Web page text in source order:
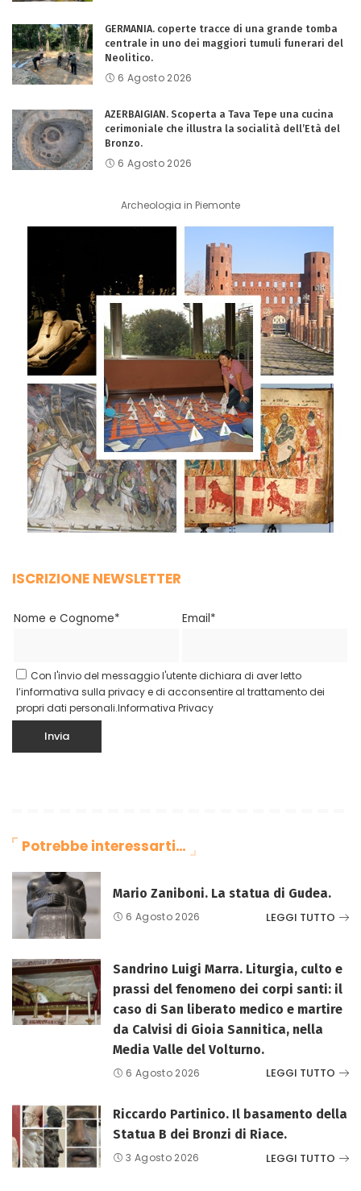
GERMANIA. coperte tracce di una grande tomba
centrale in uno dei maggiori tumuli funerari del
Neolitico.
6 Agosto 2026
AZERBAIGIAN. Scoperta a Tava Tepe una cucina
cerimoniale che illustra la socialità dell’Età del
Bronzo.
6 Agosto 2026
Archeologia in Piemonte
ISCRIZIONE NEWSLETTER
Nome e Cognome* Email*
Con l'invio del messaggio l'utente dichiara di aver letto
l’informativa sulla privacy e di acconsentire al trattamento dei
propri dati personali.Informativa Privacy
Potrebbe interessarti…
Mario Zaniboni. La statua di Gudea.
6 Agosto 2026 LEGGI TUTTO
Sandrino Luigi Marra. Liturgia, culto e
prassi del fenomeno dei corpi santi: il
caso di San liberato medico e martire
da Calvisi di Gioia Sannitica, nella
Media Valle del Volturno.
6 Agosto 2026 LEGGI TUTTO
Riccardo Partinico. Il basamento della
Statua B dei Bronzi di Riace.
3 Agosto 2026 LEGGI TUTTO